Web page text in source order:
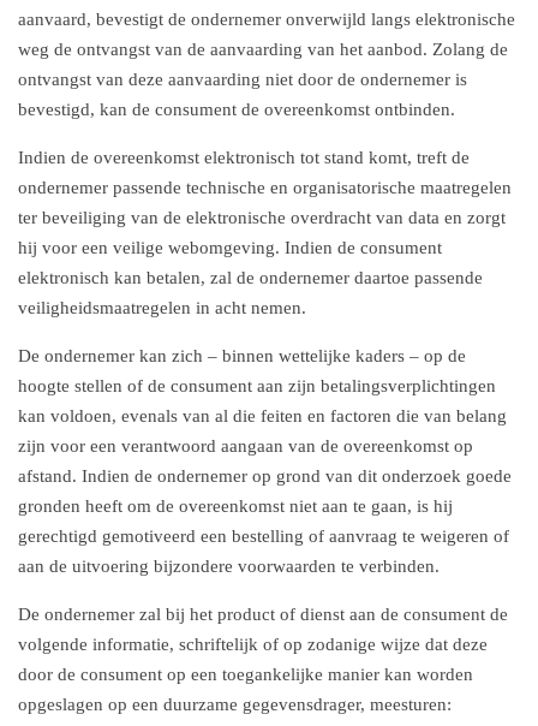
aanvaard, bevestigt de ondernemer onverwijld langs elektronische
weg de ontvangst van de aanvaarding van het aanbod. Zolang de
ontvangst van deze aanvaarding niet door de ondernemer is
bevestigd, kan de consument de overeenkomst ontbinden.
Indien de overeenkomst elektronisch tot stand komt, treft de
ondernemer passende technische en organisatorische maatregelen
ter beveiliging van de elektronische overdracht van data en zorgt
hij voor een veilige webomgeving. Indien de consument
elektronisch kan betalen, zal de ondernemer daartoe passende
veiligheidsmaatregelen in acht nemen.
De ondernemer kan zich – binnen wettelijke kaders – op de
hoogte stellen of de consument aan zijn betalingsverplichtingen
kan voldoen, evenals van al die feiten en factoren die van belang
zijn voor een verantwoord aangaan van de overeenkomst op
afstand. Indien de ondernemer op grond van dit onderzoek goede
gronden heeft om de overeenkomst niet aan te gaan, is hij
gerechtigd gemotiveerd een bestelling of aanvraag te weigeren of
aan de uitvoering bijzondere voorwaarden te verbinden.
De ondernemer zal bij het product of dienst aan de consument de
volgende informatie, schriftelijk of op zodanige wijze dat deze
door de consument op een toegankelijke manier kan worden
opgeslagen op een duurzame gegevensdrager, meesturen: